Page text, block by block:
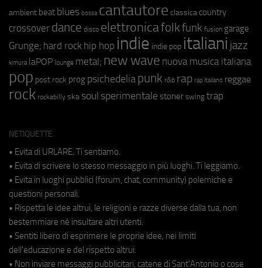
ambient beat blues bossa cantautore classica country
crossover dance disco elettronicafolkfunk fusion garage
Grunge; hard rock hip hop indie indie pop italiani jazz
kimura laPOP lounge metal; new wave nuova musica italiana
pop post rock prog psichedeliapunk r&b rap rap italiano reggae
rock rockabilly ska soul sperimentale stoner swing trap
NETIQUETTE
• Evita di URLARE. Ti sentiamo.
• Evita di scrivere lo stesso messaggio in più luoghi. Ti leggiamo.
• Evita in luoghi pubblici (forum, chat, community) polemiche e
questioni personali.
• Rispetta le idee altrui, le religioni e razze diverse dalla tua, non
bestemmiare né insultare altri utenti.
• Sentiti libero di esprimere le proprie idee, nei limiti
dell'educazione e del rispetto altrui.
• Non inviare messaggi pubblicitari, catene di Sant'Antonio o cose